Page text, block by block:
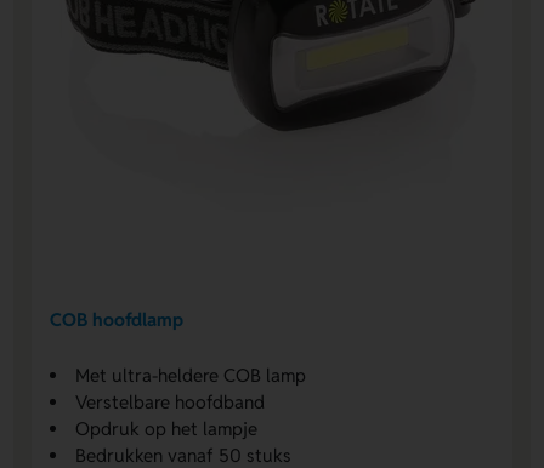
COB hoofdlamp
Met ultra-heldere COB lamp
Verstelbare hoofdband
Opdruk op het lampje
Bedrukken vanaf 50 stuks